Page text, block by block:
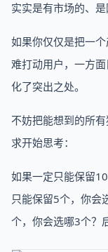
实实是有市场的、
如果你仅仅是把一
难打动用户，一方
化了突出之处。
不妨把能想到的所
求开始思考：
如果一定只能保留
只能保留5个，你会
个，你会选哪3个？